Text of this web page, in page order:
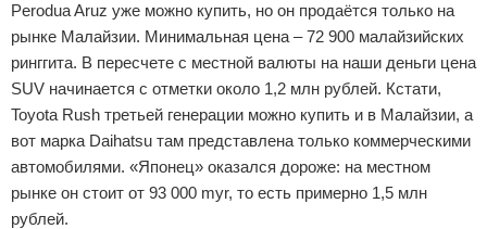
Perodua Aruz уже можно купить, но он продаётся только на
рынке Малайзии. Минимальная цена – 72 900 малайзийских
ринггита. В пересчете с местной валюты на наши деньги цена
SUV начинается с отметки около 1,2 млн рублей. Кстати,
Toyota Rush третьей генерации можно купить и в Малайзии, а
вот марка Daihatsu там представлена только коммерческими
автомобилями. «Японец» оказался дороже: на местном
рынке он стоит от 93 000 myr, то есть примерно 1,5 млн
рублей.